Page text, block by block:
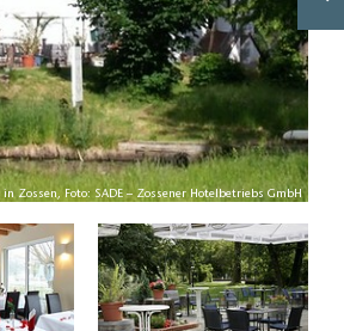
in Zossen, Foto: SADE – Zossener Hotelbetriebs GmbH